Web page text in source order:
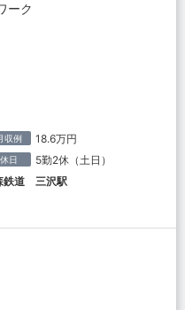
ーク
収例 18.6万円
休日 5勤2休（土日）
鉄道 三沢駅